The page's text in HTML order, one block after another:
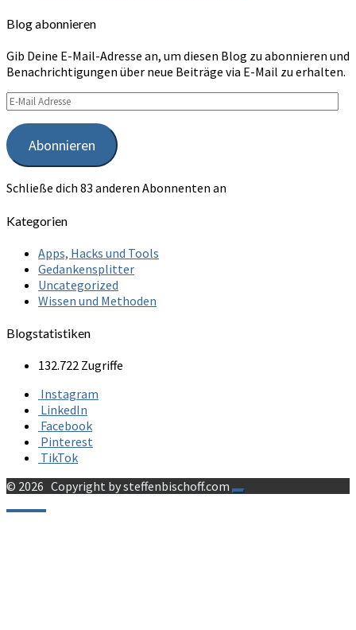
Blog abonnieren
Gib Deine E-Mail-Adresse an, um diesen Blog zu abonnieren und
Benachrichtigungen über neue Beiträge via E-Mail zu erhalten.
E-
Mail
Adresse
Abonnieren
Schließe dich 83 anderen Abonnenten an
Kategorien
Apps, Hacks und Tools
Gedankensplitter
Uncategorized
Wissen und Methoden
Blogstatistiken
132.722 Zugriffe
Instagram
LinkedIn
Facebook
Pinterest
TikTok
© 2026 Copyright by steffenbischoff.com